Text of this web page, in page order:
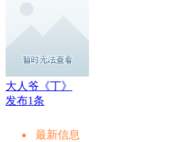
大人爷《丁》
发布1条
最新信息